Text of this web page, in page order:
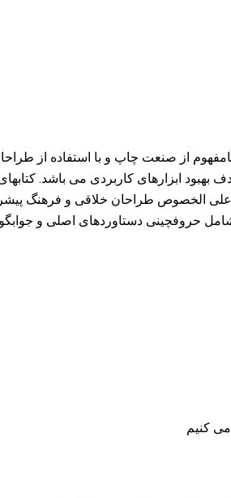
از صنعت چاپ و با استفاده از
هدف بهبود ابزارهای کاربردی می باشد.
الخصوص طراحان خلاقی و فرهنگ
حروفچینی دستاوردهای اصلی و
کنیم